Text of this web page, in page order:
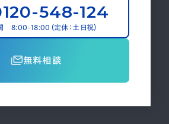
548-124
8:00-18:00（定休：土日祝）
無料相談